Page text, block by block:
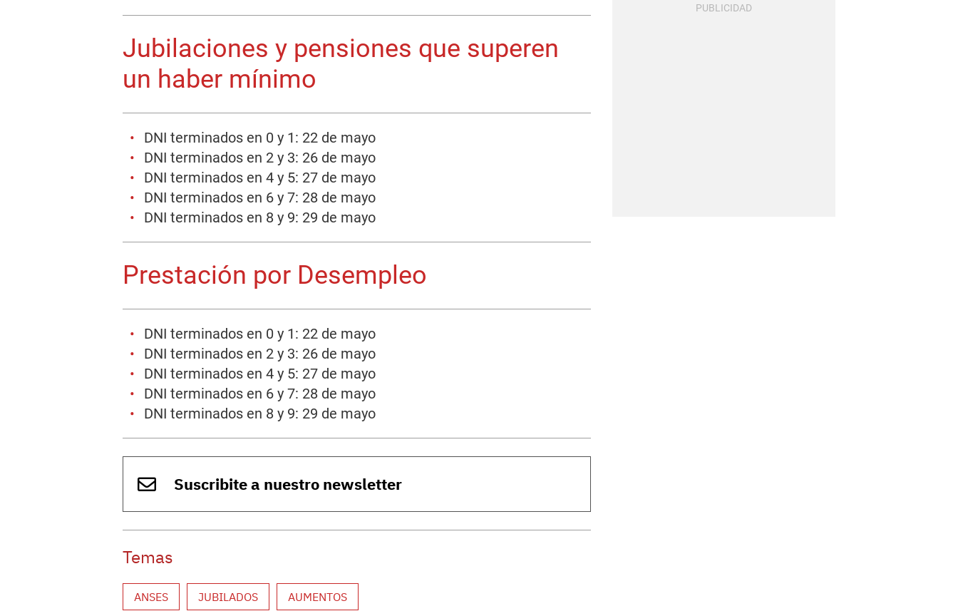
Jubilaciones y pensiones que superen
un haber mínimo
DNI terminados en 0 y 1: 22 de mayo
DNI terminados en 2 y 3: 26 de mayo
DNI terminados en 4 y 5: 27 de mayo
DNI terminados en 6 y 7: 28 de mayo
DNI terminados en 8 y 9: 29 de mayo
Prestación por Desempleo
DNI terminados en 0 y 1: 22 de mayo
DNI terminados en 2 y 3: 26 de mayo
DNI terminados en 4 y 5: 27 de mayo
DNI terminados en 6 y 7: 28 de mayo
DNI terminados en 8 y 9: 29 de mayo
Suscribite a nuestro newsletter
Temas
ANSES JUBILADOS AUMENTOS